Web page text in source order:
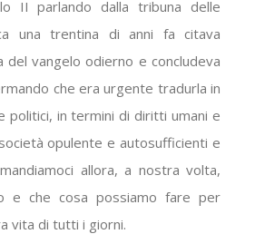
II parlando dalla tribuna delle
una trentina di anni fa citava
del vangelo odierno e concludeva
che era urgente tradurla in
politici, in termini di diritti umani e
opulente e autosufficienti e
allora, a nostra volta,
e che cosa possiamo fare per
vita di tutti i giorni.